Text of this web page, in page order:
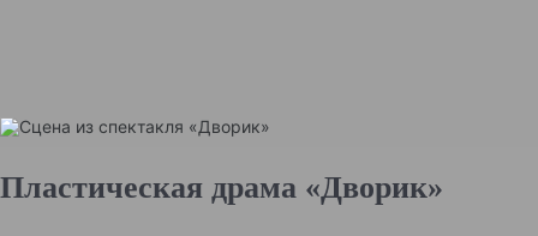
Пластическая драма «Дворик»